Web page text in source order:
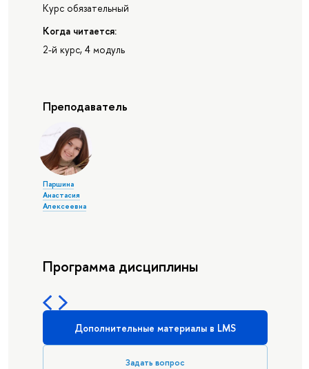
Курс обязательный
Когда читается:
2-й курс, 4 модуль
Преподаватель
Паршина
Анастасия
Алексеевна
Программа дисциплины
Дополнительные материалы в LMS
Задать вопрос